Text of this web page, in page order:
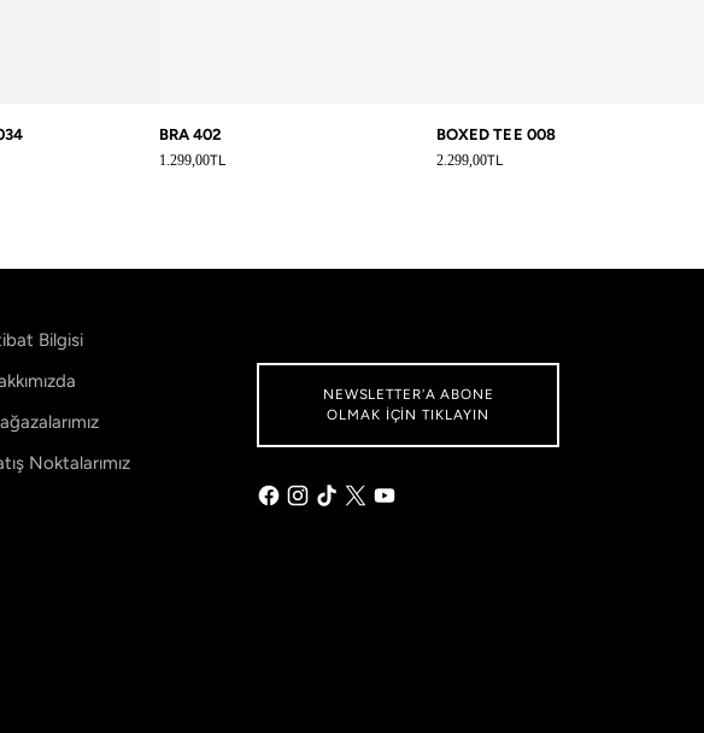
BRA 402
Normal fiyat
1.299,00TL
BOXED TEE 008
Normal fiyat
2.299,00TL
Bilgisi
Noktalarımız
NEWSLETTER'A ABONE
OLMAK IÇIN TIKLAYIN